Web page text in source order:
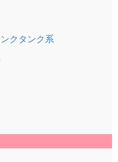
クタンク系